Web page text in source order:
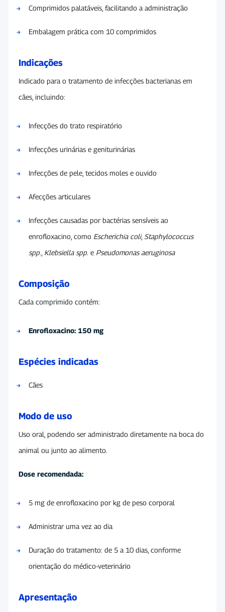
Comprimidos palatáveis, facilitando a administração
Embalagem prática com 10 comprimidos
Indicações
Indicado para o tratamento de infecções bacterianas em
cães, incluindo:
Infecções do trato respiratório
Infecções urinárias e geniturinárias
Infecções de pele, tecidos moles e ouvido
Afecções articulares
Infecções causadas por bactérias sensíveis ao
enrofloxacino, como Escherichia coli, Staphylococcus
spp. Klebsiella spp. e Pseudomonas aeruginosa
Composição
Cada comprimido contém:
Enrofloxacino: 150 mg
Espécies indicadas
Cães
Modo de uso
Uso oral, podendo ser administrado diretamente na boca do
animal ou junto ao alimento.
Dose recomendada:
5 mg de enrofloxacino por kg de peso corporal
Administrar uma vez ao dia
Duração do tratamento: de 5 a 10 dias, conforme
orientação do médico-veterinário
Apresentação